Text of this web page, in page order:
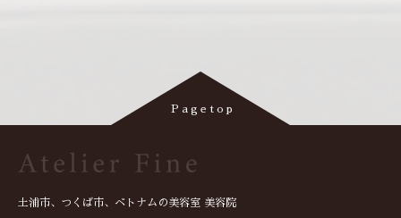
土浦市、つくば市、ベトナムの美容室 美容院